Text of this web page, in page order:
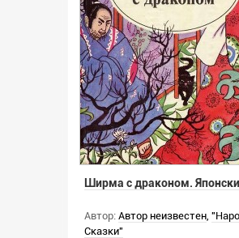
Ширма с драконом.
Автор: Автор неизвестен,
Сказки"